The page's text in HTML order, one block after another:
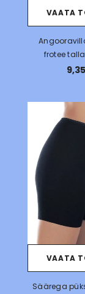
VAATA
frotee
VAATA
Säärega